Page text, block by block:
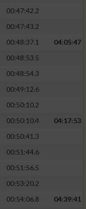
00:47:42.2
00:47:43.2
00:48:37.1
04:05:47
00:48:53.5
00:48:54.3
00:49:12.6
00:50:10.2
00:50:10.4
04:17:53
00:50:41.3
00:51:44.6
00:51:56.5
00:53:20.2
00:54:06.8
04:39:41